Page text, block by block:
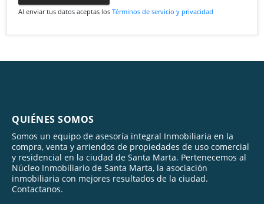
Al enviar tus datos aceptas los Términos de servicio y privacidad
QUIÉNES SOMOS
Somos un equipo de asesoría integral Inmobiliaria en la
compra, venta y arriendos de propiedades de uso comercial
y residencial en la ciudad de Santa Marta. Pertenecemos al
Núcleo Inmobiliario de Santa Marta, la asociación
inmobiliaria con mejores resultados de la ciudad.
Contactanos.